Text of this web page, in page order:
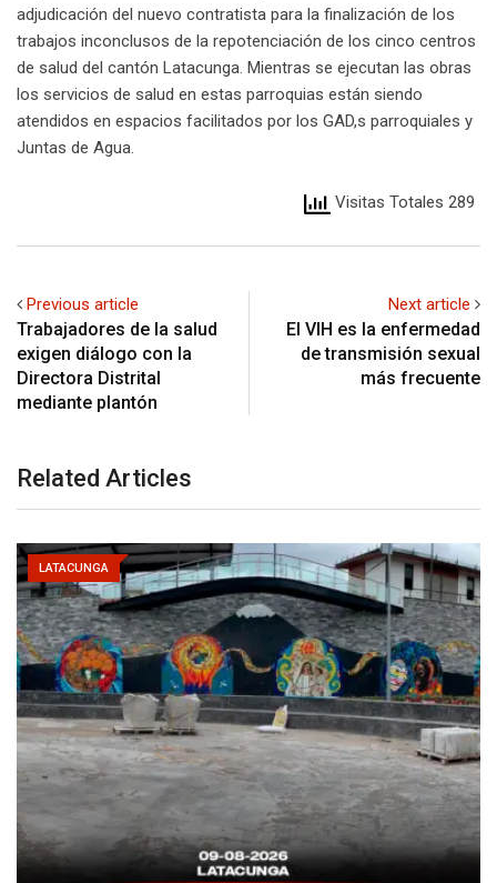
adjudicación del nuevo contratista para la finalización de los
trabajos inconclusos de la repotenciación de los cinco centros
de salud del cantón Latacunga. Mientras se ejecutan las obras
los servicios de salud en estas parroquias están siendo
atendidos en espacios facilitados por los GAD,s parroquiales y
Juntas de Agua.
Visitas Totales 289
Previous article
Trabajadores de la salud
exigen diálogo con la
Directora Distrital
mediante plantón
Next article
El VIH es la enfermedad
de transmisión sexual
más frecuente
Related Articles
LATACUNGA